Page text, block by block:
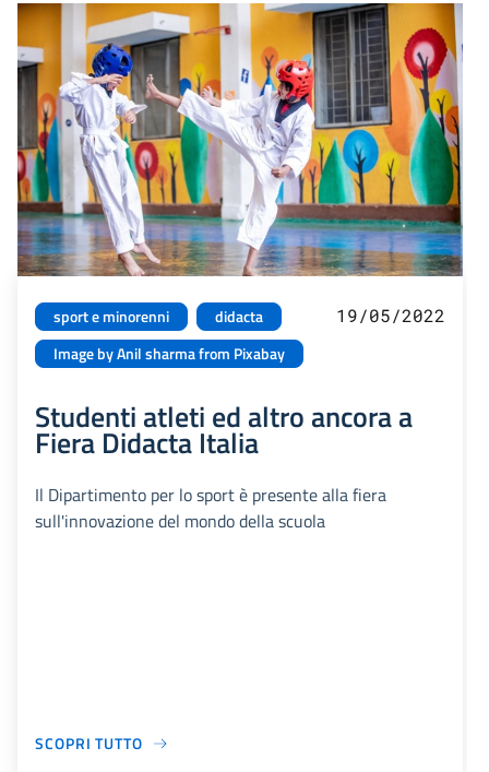
sport e minorenni
didacta
Image by Anil sharma from Pixabay
19/05/2022
Studenti atleti ed altro ancora a
Fiera Didacta Italia
Il Dipartimento per lo sport è presente alla fiera
sull'innovazione del mondo della scuola
SCOPRI TUTTO